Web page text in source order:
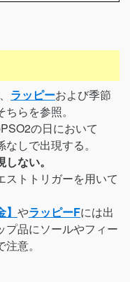
ラッピーおよび季節
らを参照。
の日において
しで出現する。
ない。
ストトリガーを用いて
やラッピーFには出
プ品にソールやフィー
意。